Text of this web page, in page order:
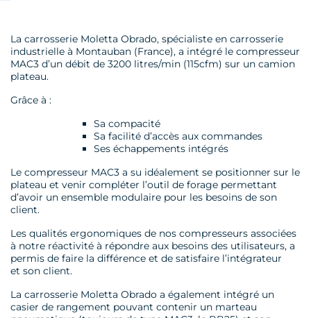
La carrosserie Moletta Obrado, spécialiste en carrosserie
industrielle à Montauban (France), a intégré le compresseur
MAC3 d’un débit de 3200 litres/min (115cfm) sur un camion
plateau.
Grâce à :
Sa compacité
Sa facilité d’accès aux commandes
Ses échappements intégrés
Le compresseur MAC3 a su idéalement se positionner sur le
plateau et venir compléter l’outil de forage permettant
d’avoir un ensemble modulaire pour les besoins de son
client.
Les qualités ergonomiques de nos compresseurs associées
à notre réactivité à répondre aux besoins des utilisateurs, a
permis de faire la différence et de satisfaire l’intégrateur
et son client.
La carrosserie Moletta Obrado a également intégré un
casier de rangement pouvant contenir un marteau